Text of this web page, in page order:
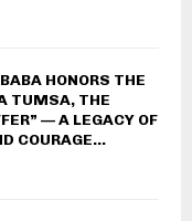
HONORS THE
TUMSA, THE
— A LEGACY OF
COURAGE...